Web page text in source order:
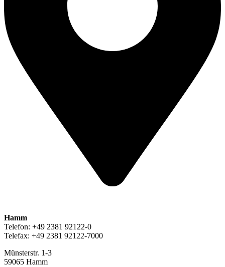
Hamm
Telefon: +49 2381 92122-0
Telefax: +49 2381 92122-7000
Münsterstr. 1-3
59065 Hamm